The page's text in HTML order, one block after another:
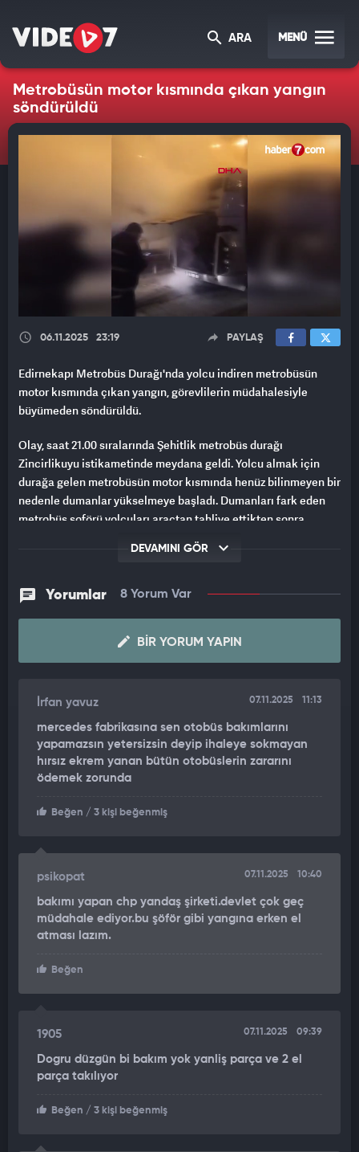
ARA MENÜ
Metrobüsün motor kısmında çıkan yangın
söndürüldü
06.11.2025 23:19 PAYLAŞ
Edirnekapı Metrobüs Durağı'nda yolcu indiren metrobüsün
motor kısmında çıkan yangın, görevlilerin müdahalesiyle
büyümeden söndürüldü.
Olay, saat 21.00 sıralarında Şehitlik metrobüs durağı
Zincirlikuyu istikametinde meydana geldi. Yolcu almak için
durağa gelen metrobüsün motor kısmında henüz bilinmeyen bir
nedenle dumanlar yükselmeye başladı. Dumanları fark eden
metrobüs şoförü yolcuları araçtan tahliye ettikten sonra
söndürmeye başladı. Metrobüs güvenlik görevlileri ile birlikte
yerine gelen çekici ile metrobüs duraktan çekildi. Yangın
DEVAMINI GÖR
Yorumlar 8 Yorum Var
BIR YORUM YAPIN
İrfan yavuz 07.11.2025 11:13
mercedes fabrikasına sen otobüs bakımlarını
yapamazsın yetersizsin deyip ihaleye sokmayan
hırsız ekrem yanan bütün otobüslerin zararını
ödemek zorunda
Beğen / 3 kişi beğenmiş
psikopat 07.11.2025 10:40
bakımı yapan chp yandaş şirketi.devlet çok geç
müdahale ediyor.bu şöför gibi yangına erken el
atması lazım.
Beğen
1905 07.11.2025 09:39
Dogru düzgün bi bakım yok yanliş parça ve 2 el
parça takılıyor
Beğen / 3 kişi beğenmiş